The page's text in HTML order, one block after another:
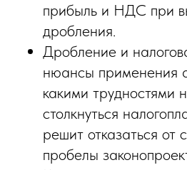
прибыль и НДС при
дробления.
Дробление и
нюансы применения
какими трудностями
столкнуться
решит отказаться от
пробелы